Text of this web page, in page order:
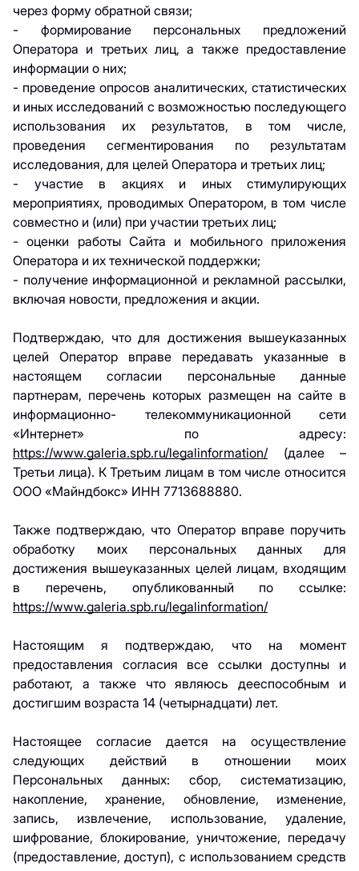
через форму обратной связи;
- формирование персональных предложений
Оператора и третьих лиц, а также предоставление
информации о них;
- проведение опросов аналитических, статистических
и иных исследований с возможностью последующего
использования их результатов, в том числе,
проведения сегментирования по результатам
исследования, для целей Оператора и третьих лиц;
- участие в акциях и иных стимулирующих
мероприятиях, проводимых Оператором, в том числе
совместно и (или) при участии третьих лиц;
- оценки работы Сайта и мобильного приложения
Оператора и их технической поддержки;
- получение информационной и рекламной рассылки,
включая новости, предложения и акции.
Подтверждаю, что для достижения вышеуказанных
целей Оператор вправе передавать указанные в
настоящем согласии персональные данные
партнерам, перечень которых размещен на сайте в
информационно- телекоммуникационной сети
«Интернет» по адресу:
https://www.galeria.spb.ru/legalinformation/ (далее –
Третьи лица). К Третьим лицам в том числе относится
ООО «Майндбокс» ИНН 7713688880.
Также подтверждаю, что Оператор вправе поручить
обработку моих персональных данных для
достижения вышеуказанных целей лицам, входящим
в перечень, опубликованный по ссылке:
https://www.galeria.spb.ru/legalinformation/
Настоящим я подтверждаю, что на момент
предоставления согласия все ссылки доступны и
работают, а также что являюсь дееспособным и
достигшим возраста 14 (четырнадцати) лет.
Настоящее согласие дается на осуществление
следующих действий в отношении моих
Персональных данных: сбор, систематизацию,
накопление, хранение, обновление, изменение,
запись, извлечение, использование, удаление,
шифрование, блокирование, уничтожение, передачу
(предоставление, доступ), с использованием средств